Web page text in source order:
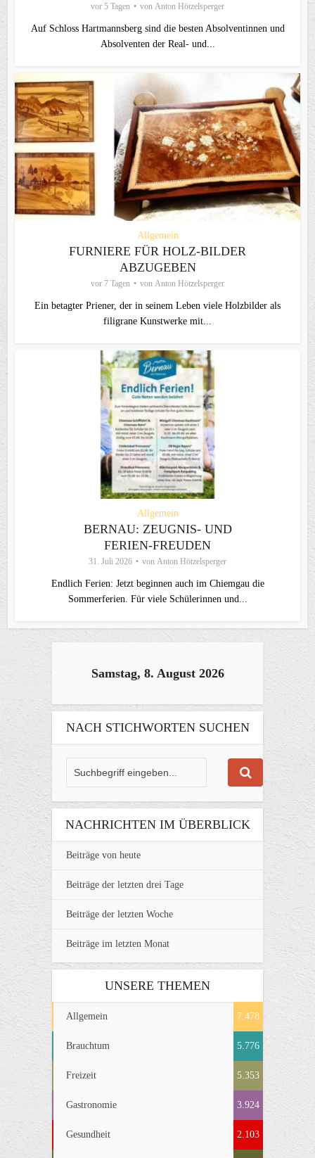
vor 5 Tagen von Anton Hötzelsperger
Auf Schloss Hartmannsberg sind die besten Absolventinnen und
Absolventen der Real- und...
Allgemein
FURNIERE FÜR HOLZ-BILDER
ABZUGEBEN
vor 7 Tagen von Anton Hötzelsperger
Ein betagter Priener, der in seinem Leben viele Holzbilder als
filigrane Kunstwerke mit...
Allgemein
BERNAU: ZEUGNIS- UND
FERIEN-FREUDEN
31. Juli 2026 von Anton Hötzelsperger
Endlich Ferien: Jetzt beginnen auch im Chiemgau die
Sommerferien. Für viele Schülerinnen und...
Samstag, 8. August 2026
NACH STICHWORTEN SUCHEN
NACHRICHTEN IM ÜBERBLICK
Beiträge von heute
Beiträge der letzten drei Tage
Beiträge der letzten Woche
Beiträge im letzten Monat
UNSERE THEMEN
Allgemein 7.478
Brauchtum 5.776
Freizeit 5.353
Gastronomie 3.924
Gesundheit 2.103